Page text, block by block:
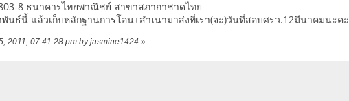
8 ธนาคารไทยพาณิชย์ สาขาสภากาชาดไทย
นธ์นี้ แล้วเก็บหลักฐานการโอน+สำเนามาส่งที่เรา(จะ)วันที่สอบศรว.12มีนาคมนะคะ
2011, 07:41:28 pm by jasmine1424 »